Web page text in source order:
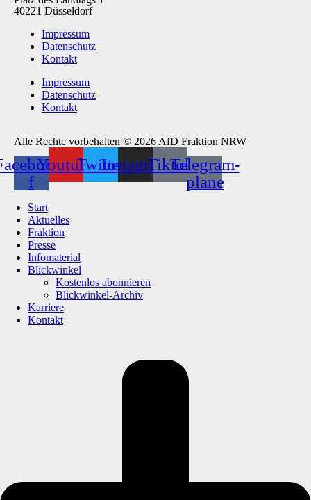
40221 Düsseldorf
Impressum
Datenschutz
Kontakt
Impressum
Datenschutz
Kontakt
Alle Rechte vorbehalten © 2026 AfD Fraktion NRW
f
YoutubeTwitterInstagramTiktokTelegram-
plane
Start
Aktuelles
Fraktion
Presse
Infomaterial
Blickwinkel
Kostenlos abonnieren
Blickwinkel-Archiv
Karriere
Kontakt